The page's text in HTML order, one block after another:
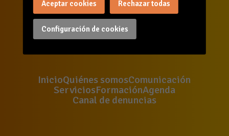
InicioQuiénes somosComunicación
ServiciosFormaciónAgenda
Canal de denuncias
Configuración de cookies
Aceptar cookies Rechazar todas